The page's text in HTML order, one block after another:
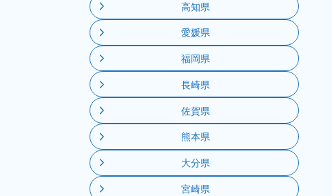
高知県
愛媛県
福岡県
長崎県
佐賀県
熊本県
大分県
宮崎県